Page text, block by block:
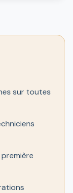
sur toutes